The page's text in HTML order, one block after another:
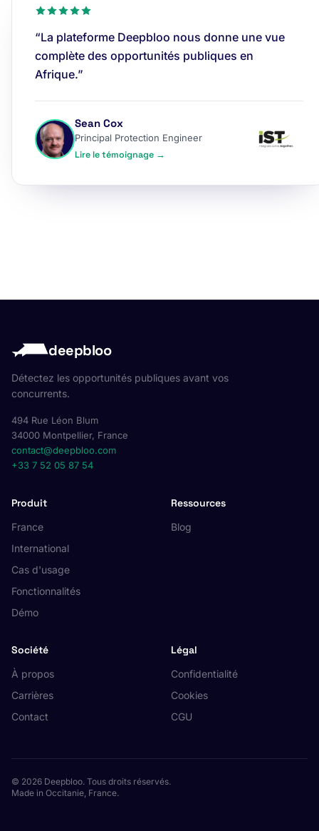
“La plateforme Deepbloo nous donne une vue
complète des opportunités publiques en
Afrique.”
Sean Cox
Principal Protection Engineer
Lire le témoignage →
deepbloo
Détectez les opportunités publiques avant vos
concurrents.
494 Rue Léon Blum
34000 Montpellier, France
contact@deepbloo.com
+33 7 52 05 87 54
Produit
France
International
Cas d'usage
Fonctionnalités
Démo
Ressources
Blog
Société
À propos
Carrières
Contact
Légal
Confidentialité
Cookies
CGU
© 2026 Deepbloo. Tous droits réservés.
Made in Occitanie, France.